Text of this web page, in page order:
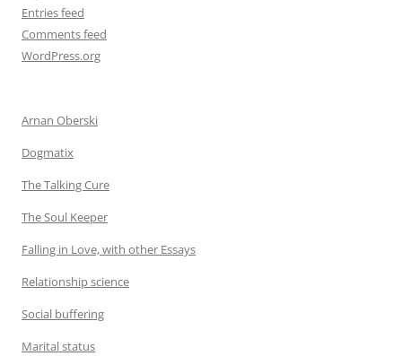
Entries feed
Comments feed
WordPress.org
Arnan Oberski
Dogmatix
The Talking Cure
The Soul Keeper
Falling in Love, with other Essays
Relationship science
Social buffering
Marital status